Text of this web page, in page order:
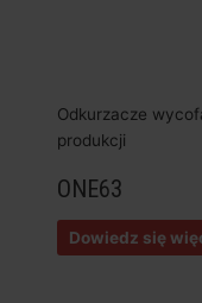
Odkurzacze
produkcji
ONE63
Dowiedz się